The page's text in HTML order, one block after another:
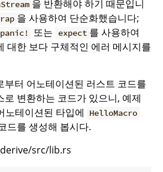
을 반환해야 하기 때문입니
을 사용하여 단순화했습니다;
panic! 또는 expect 를 사용하여
대한 보다 구체적인 에러 메시지를
부터 어노테이션된 러스트 코드를
로 변환하는 코드가 있으니, 예제
노테이션된 타입에
HelloMacro
드를 생성해 봅시다.
src/lib.rs